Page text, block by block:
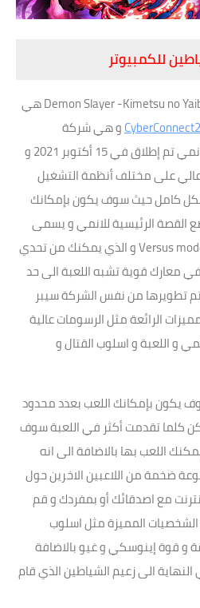
للكمبيوتر
Demon Slayer -Kimetsu no Yaiba- The Hinokami Chronicles هي
CyberConnect2و هي شركة
متخصصة في صناعة العاب الانمي تم إطلاق في 15 أكتوبر 2021 و
على مختلف أنظمة التشغيل
كامل حيث سوف يكون بإمكانك
القصة الرئيسية للانمي و يسمى
المغامرة بالاضافة الى وضع Versus mode و الذي يمكنك من تحدي
معارك قوية تشبه اللعبة الى حد
تم تطويرها من نفس الشركة سيبر
الرائعة مثل الرسومات عالية
و اللعبة و اسلوب القتال و
يكون بإمكانك اللعب بعدد محدود
كلما تقدمت أكثر في اللعبة سوف
اللعب بها بالاضافة الى انه
ضخمة من اللاعبين الاخرين حول
مع اصدقائك أو بمفردك و قم
المميزة مثل اسلوب
و قوة إينوسكي و غيو بالاضافة
الى زعيم الشياطين الذي قام